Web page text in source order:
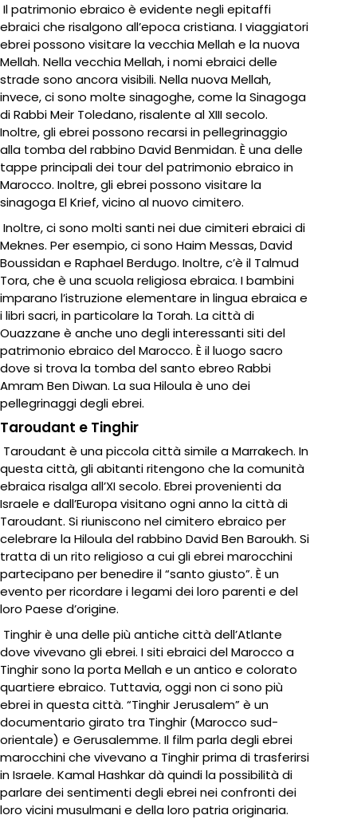
Il patrimonio ebraico è evidente negli epitaffi
ebraici che risalgono all’epoca cristiana. I viaggiatori
ebrei possono visitare la vecchia Mellah e la nuova
Mellah. Nella vecchia Mellah, i nomi ebraici delle
strade sono ancora visibili. Nella nuova Mellah,
invece, ci sono molte sinagoghe, come la Sinagoga
di Rabbi Meir Toledano, risalente al XIII secolo.
Inoltre, gli ebrei possono recarsi in pellegrinaggio
alla tomba del rabbino David Benmidan. È una delle
tappe principali dei tour del patrimonio ebraico in
Marocco. Inoltre, gli ebrei possono visitare la
sinagoga El Krief, vicino al nuovo cimitero.
Inoltre, ci sono molti santi nei due cimiteri ebraici di
Meknes. Per esempio, ci sono Haim Messas, David
Boussidan e Raphael Berdugo. Inoltre, c’è il Talmud
Tora, che è una scuola religiosa ebraica. I bambini
imparano l’istruzione elementare in lingua ebraica e
i libri sacri, in particolare la Torah. La città di
Ouazzane è anche uno degli interessanti siti del
patrimonio ebraico del Marocco. È il luogo sacro
dove si trova la tomba del santo ebreo Rabbi
Amram Ben Diwan. La sua Hiloula è uno dei
pellegrinaggi degli ebrei.
Taroudant e Tinghir
Taroudant è una piccola città simile a Marrakech. In
questa città, gli abitanti ritengono che la comunità
ebraica risalga all’XI secolo. Ebrei provenienti da
Israele e dall’Europa visitano ogni anno la città di
Taroudant. Si riuniscono nel cimitero ebraico per
celebrare la Hiloula del rabbino David Ben Baroukh. Si
tratta di un rito religioso a cui gli ebrei marocchini
partecipano per benedire il “santo giusto”. È un
evento per ricordare i legami dei loro parenti e del
loro Paese d’origine.
Tinghir è una delle più antiche città dell’Atlante
dove vivevano gli ebrei. I siti ebraici del Marocco a
Tinghir sono la porta Mellah e un antico e colorato
quartiere ebraico. Tuttavia, oggi non ci sono più
ebrei in questa città. “Tinghir Jerusalem” è un
documentario girato tra Tinghir (Marocco sud-
orientale) e Gerusalemme. Il film parla degli ebrei
marocchini che vivevano a Tinghir prima di trasferirsi
in Israele. Kamal Hashkar dà quindi la possibilità di
parlare dei sentimenti degli ebrei nei confronti dei
loro vicini musulmani e della loro patria originaria.